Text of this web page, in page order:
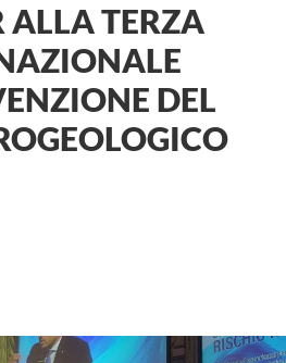
ALLA TERZA
DEL